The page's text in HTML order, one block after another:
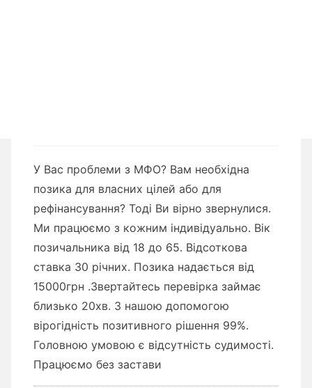
У Вас проблеми з МФО? Вам необхідна
позика для власних цілей або для
рефінансування? Тоді Ви вірно звернулися.
Ми працюємо з кожним індивідуально. Вік
позичальника від 18 до 65. Відсоткова
ставка 30 річних. Позика надається від
15000грн .Звертайтесь перевірка займає
близько 20хв. З нашою допомогою
вірогідність позитивного рішення 99%.
Головною умовою є відсутність судимості.
Працюємо без застави